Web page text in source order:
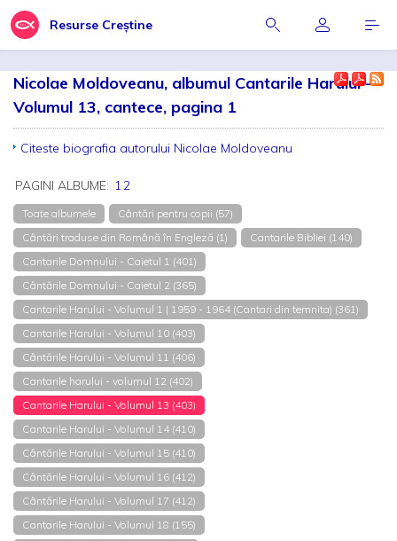
Resurse Creștine
Nicolae Moldoveanu, albumul Cantarile Harului -
Volumul 13, cantece, pagina 1
Citeste biografia autorului Nicolae Moldoveanu
PAGINI ALBUME: 12
Toate albumele
Cântări pentru copii (57)
Cântări traduse din Română în Engleză (1)
Cantarile Bibliei (140)
Cantarile Domnului - Caietul 1 (401)
Cântările Domnului - Caietul 2 (365)
Cantarile Harului - Volumul 1 | 1959 - 1964 (Cantari din temnita) (361)
Cantarile Harului - Volumul 10 (403)
Cântările Harului - Volumul 11 (406)
Cantarile harului - volumul 12 (402)
Cantarile Harului - Volumul 13 (403)
Cantarile Harului - Volumul 14 (410)
Cântările Harului - Volumul 15 (410)
Cântările Harului - Volumul 16 (412)
Cântările Harului - Volumul 17 (412)
Cantarile Harului - Volumul 18 (155)